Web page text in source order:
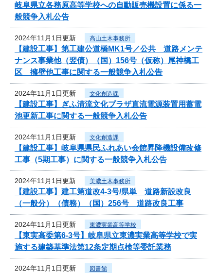
岐阜県立各務原高等学校への自動販売機設置に係る一
般競争入札公告
2024年11月1日更新 高山土木事務所
【建設工事】第工建公道橋MK1号／公共 道路メンテ
ナンス事業他（翌債）（国）156号（仮称）尾神橋工
区 擁壁他工事に関する一般競争入札公告
2024年11月1日更新 文化創造課
【建設工事】ぎふ清流文化プラザ直流電源装置用蓄電
池更新工事に関する一般競争入札公告
2024年11月1日更新 文化創造課
【建設工事】岐阜県県民ふれあい会館昇降機設備改修
工事（5期工事）に関する一般競争入札公告
2024年11月1日更新 美濃土木事務所
【建設工事】建工第道改4-3号/県単 道路新設改良
（一般分）（債務）（国）256号 道路改良工事
2024年11月1日更新 東濃実業高等学校
【東実高委第6-3号】岐阜県立東濃実業高等学校で実
施する建築基準法第12条定期点検等委託業務
2024年11月1日更新 図書館